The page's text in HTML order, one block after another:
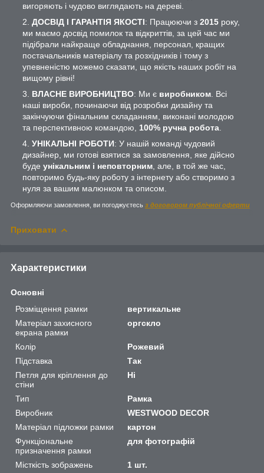
вигоряють і чудово виглядають на дереві.
ДОСВІД І ГАРАНТІЯ ЯКОСТІ: Працюючи з 2015 року,
ми маємо досвід помилок та відкриттів, за цей час ми
підібрали найкраще обладнання, персонал, кращих
постачальників матеріалу та розхідників і тому з
упевненістю можемо сказати, що якість наших робіт на
вищому рівні!
ВЛАСНЕ ВИРОБНИЦТВО: Ми є виробником . Всі
наші вироби, починаючи від розробки дизайну та
закінчуючи фінальним складанням, виконані молодою
та перспективною командою, 100% ручна робота
УНІКАЛЬНІ РОБОТИ: У нашій команді чудовий
дизайнер, ми готові взятися за замовлення, яке дійсно
буде унікальним і неповторним , але, в той же час,
повторимо будь-яку роботу з інтернету або створимо з
нуля за вашим малюнком та описом.
Оформляючи замовлення, ви погоджуєтесь з договором публічної оферти
Приховати
Характеристики
Основні
Розміщення рамки
вертикальне
Матеріал захисного
екрана рамки
оргскло
Колір
Рожевий
Підставка
Так
Петля для кріплення до
стіни
Ні
Тип
Рамка
Виробник
WESTWOOD DECOR
Матеріал підложки рамки
картон
Функціональне
призначення рамки
для фотографій
Місткість зображень
1 шт.